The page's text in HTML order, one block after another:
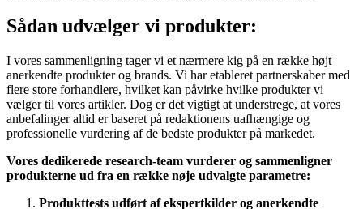
Sådan udvælger vi produkter:
I vores sammenligning tager vi et nærmere kig på en række højt
anerkendte produkter og brands. Vi har etableret partnerskaber med
flere store forhandlere, hvilket kan påvirke hvilke produkter vi
vælger til vores artikler. Dog er det vigtigt at understrege, at vores
anbefalinger altid er baseret på redaktionens uafhængige og
professionelle vurdering af de bedste produkter på markedet.
Vores dedikerede research-team vurderer og sammenligner
produkterne ud fra en række nøje udvalgte parametre:
Produkttests udført af ekspertkilder og anerkendte